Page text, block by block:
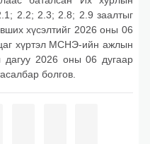
2.2; 2.3; 2.8; 2.9 заалтыг
хүсэлтийг 2026 оны 06
хүртэл МСНЭ-ийн ажлын
дагуу 2026 оны 06 дугаар
болгов.